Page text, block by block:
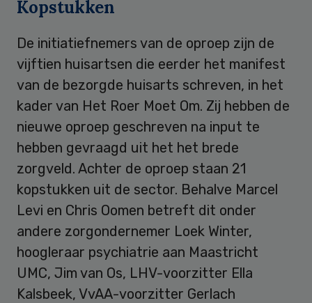
Kopstukken
De initiatiefnemers van de oproep zijn de
vijftien huisartsen die eerder het manifest
van de bezorgde huisarts schreven, in het
kader van Het Roer Moet Om. Zij hebben de
nieuwe oproep geschreven na input te
hebben gevraagd uit het het brede
zorgveld. Achter de oproep staan 21
kopstukken uit de sector. Behalve Marcel
Levi en Chris Oomen betreft dit onder
andere zorgondernemer Loek Winter,
hoogleraar psychiatrie aan Maastricht
UMC, Jim van Os, LHV-voorzitter Ella
Kalsbeek, VvAA-voorzitter Gerlach